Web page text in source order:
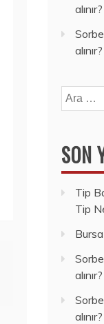
alınır?
alınır?
Arama:
SON
Tip
Tip
Bursa
alınır?
alınır?